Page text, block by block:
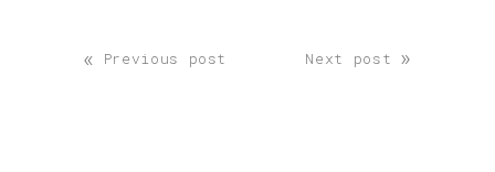
« Previous post Next post »